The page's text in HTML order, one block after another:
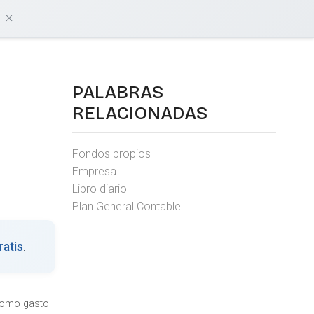
.
gasto
PALABRAS
RELACIONADAS
Fondos propios
Empresa
Libro diario
Plan General Contable